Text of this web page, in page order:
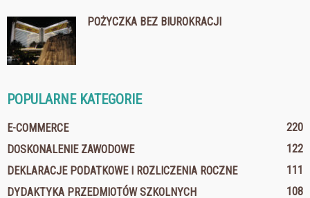
POŻYCZKA BEZ BIUROKRACJI
POPULARNE KATEGORIE
E-COMMERCE
220
DOSKONALENIE ZAWODOWE
122
DEKLARACJE PODATKOWE I ROZLICZENIA ROCZNE
111
DYDAKTYKA PRZEDMIOTÓW SZKOLNYCH
108